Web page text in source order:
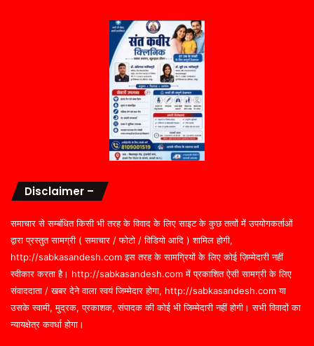
Disclaimer –
समाचार से सम्बंधित किसी भी तरह के विवाद के लिए साइट के कुछ तत्वों में उपयोगकर्ताओं
द्वारा प्रस्तुत सामग्री ( समाचार / फोटो / विडियो आदि ) शामिल होगी,
http://sabkasandesh.com इस तरह के सामग्रियों के लिए कोई ज़िम्मेदारी नहीं
स्वीकार करता है। http://sabkasandesh.com में प्रकाशित ऐसी सामग्री के लिए
संवाददाता / खबर देने वाला स्वयं जिम्मेदार होगा, http://sabkasandesh.com या
उसके स्वामी, मुद्रक, प्रकाशक, संपादक की कोई भी जिम्मेदारी नहीं होगी। सभी विवादों का
न्यायक्षेत्र कवर्धा होगा।